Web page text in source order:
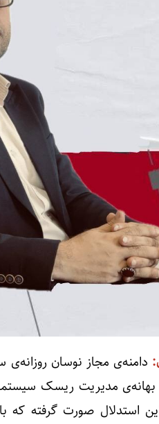
دامنه‌ی مجاز نوسان
با این استدلال صورت